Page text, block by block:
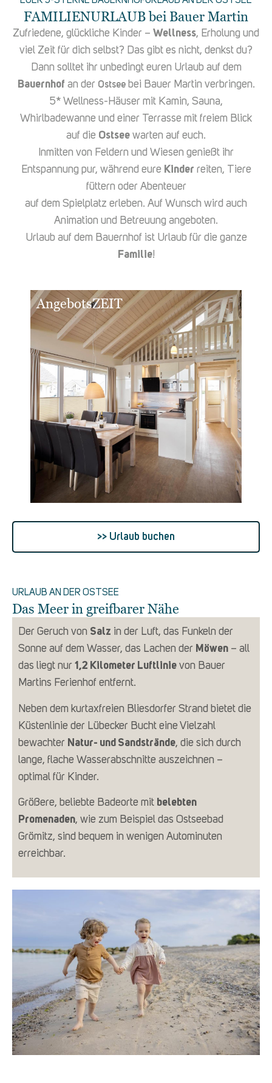
FAMILIENURLAUB bei Bauer Martin
Zufriedene, glückliche Kinder – Wellness, Erholung und
viel Zeit für dich selbst? Das gibt es nicht, denkst du?
Dann solltet ihr unbedingt euren Urlaub auf dem
Bauernhof an der Ostseebei Bauer Martin verbringen.
5* Wellness-Häuser mit Kamin, Sauna,
Whirlbadewanne und einer Terrasse mit freiem Blick
auf die Ostsee warten auf euch.
Inmitten von Feldern und Wiesen genießt ihr
Entspannung pur, während eure Kinder reiten, Tiere
füttern oder Abenteuer
auf dem Spielplatz erleben. Auf Wunsch wird auch
Animation und Betreuung angeboten.
Urlaub auf dem Bauernhof ist Urlaub für die ganze
Familie!
AngebotsZEIT
>> Urlaub buchen
URLAUB AN DER OSTSEE
Das Meer in greifbarer Nähe
Der Geruch von Salz in der Luft, das Funkeln der
Sonne auf dem Wasser, das Lachen der Möwen – all
das liegt nur 1,2 Kilometer Luftlinie von Bauer
Martins Ferienhof entfernt.
Neben dem kurtaxfreien Bliesdorfer Strand bietet die
Küstenlinie der Lübecker Bucht eine Vielzahl
bewachter Natur- und Sandstrände, die sich durch
lange, flache Wasserabschnitte auszeichnen –
optimal für Kinder.
Größere, beliebte Badeorte mit belebten
Promenaden, wie zum Beispiel das Ostseebad
Grömitz, sind bequem in wenigen Autominuten
erreichbar.